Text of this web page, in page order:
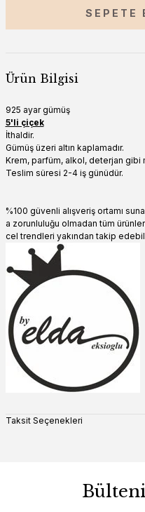
SEPETE
Ürün Bilgisi
925 ayar gümüş
5'li çiçek
İthaldir.
Gümüş üzeri altın kaplamadır.
Krem, parfüm, alkol, deterjan gibi
Teslim süresi 2-4 iş günüdür.
%100 güvenli alışveriş ortamı
a zorunluluğu olmadan tüm
cel trendleri yakından takip
Taksit Seçenekleri